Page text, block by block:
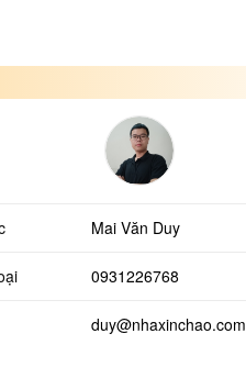
Mai Văn Duy
0931226768
duy@nhaxinchao.com